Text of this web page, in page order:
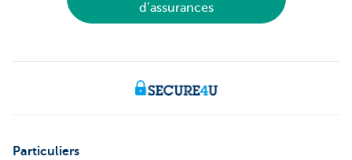
d’assurances
Particuliers